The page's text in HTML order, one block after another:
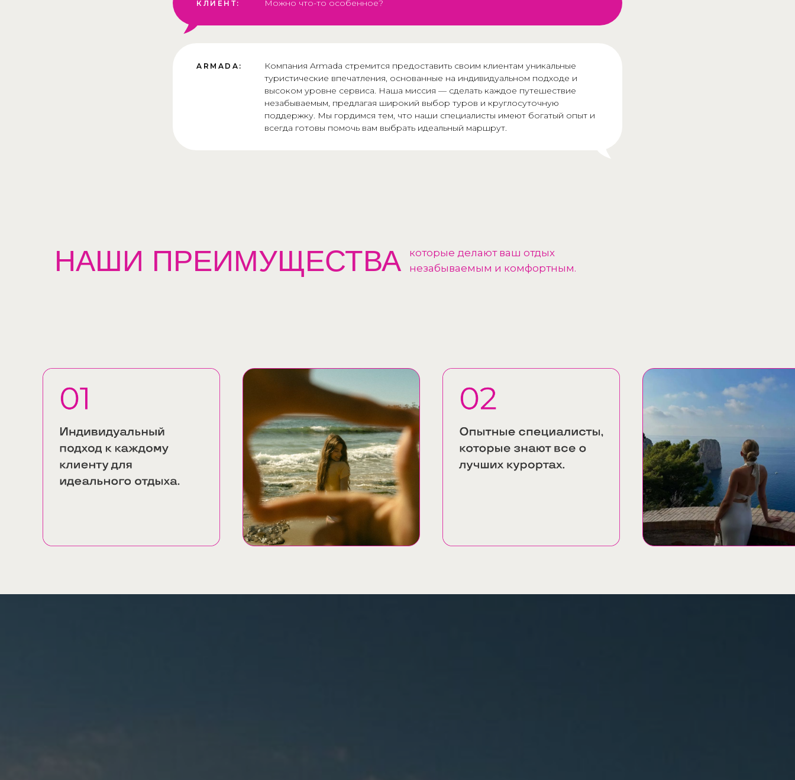
КЛИЕНТ: Можно что-то особенное?
ARMADA:
Компания Armada стремится предоставить своим клиентам уникальные
туристические впечатления, основанные на индивидуальном подходе и
высоком уровне сервиса. Наша миссия — сделать каждое путешествие
незабываемым, предлагая широкий выбор туров и круглосуточную
поддержку. Мы гордимся тем, что наши специалисты имеют богатый опыт и
всегда готовы помочь вам выбрать идеальный маршрут.
НАШИ ПРЕИМУЩЕСТВА
которые делают ваш отдых
незабываемым и комфортным.